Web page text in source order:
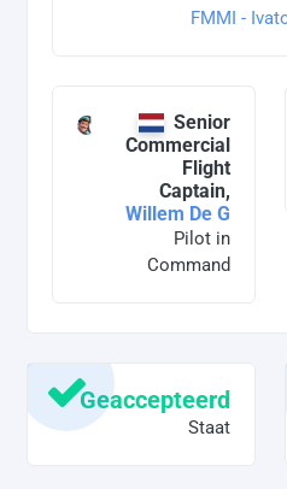
FMMI -
Senior
Commercial
Flight
Captain,
Willem De G
Pilot in
Command
Geaccepteerd
Staat